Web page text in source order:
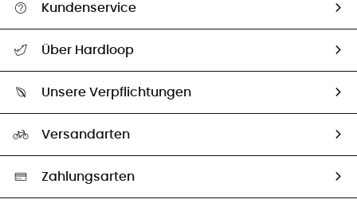
Kundenservice
Größentabelle
Über Hardloop
Unsere Botschafter
Unsere Verpflichtungen
Auswahl an nachhaltigen Produkten
Versandarten
Zahlungsarten